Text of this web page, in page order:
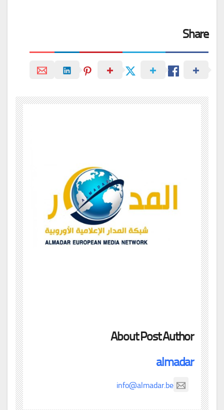
Share
About Post Author
almadar
info@almadar.be